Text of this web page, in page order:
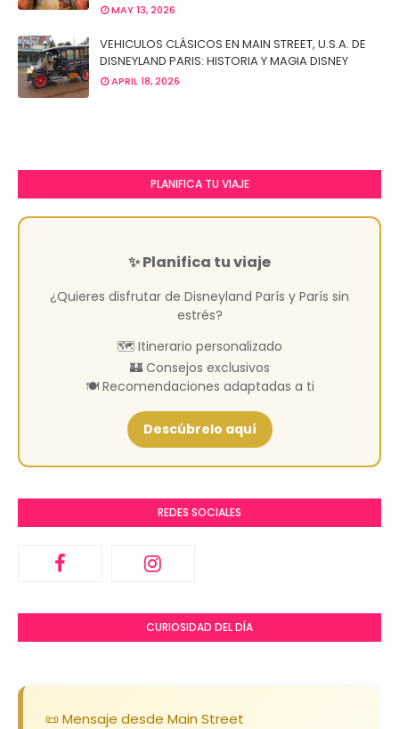
MAY 13, 2026
VEHICULOS CLÁSICOS EN MAIN STREET, U.S.A. DE
DISNEYLAND PARIS: HISTORIA Y MAGIA DISNEY
APRIL 18, 2026
PLANIFICA TU VIAJE
✨ Planifica tu viaje
¿Quieres disfrutar de Disneyland París y París sin
estrés?
🗺️ Itinerario personalizado
🏰 Consejos exclusivos
🍽️ Recomendaciones adaptadas a ti
Descúbrelo aquí
REDES SOCIALES
CURIOSIDAD DEL DÍA
📜 Mensaje desde Main Street